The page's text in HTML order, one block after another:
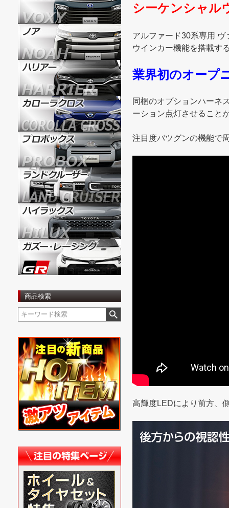
商品検索
シーケンシャル
アルファード30系専用
ウインカー機能を搭載す
業界初のオープ
同梱のオプションハーネ
ーション点灯させること
注目度バツグンの機能で
高輝度LEDにより前方、